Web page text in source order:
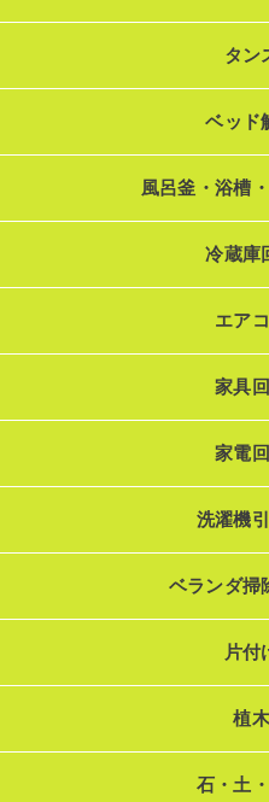
タン
ベッド
風呂釜・浴槽
冷蔵庫
エア
家具
家電
洗濯機
ベランダ掃
片付
植
石・土